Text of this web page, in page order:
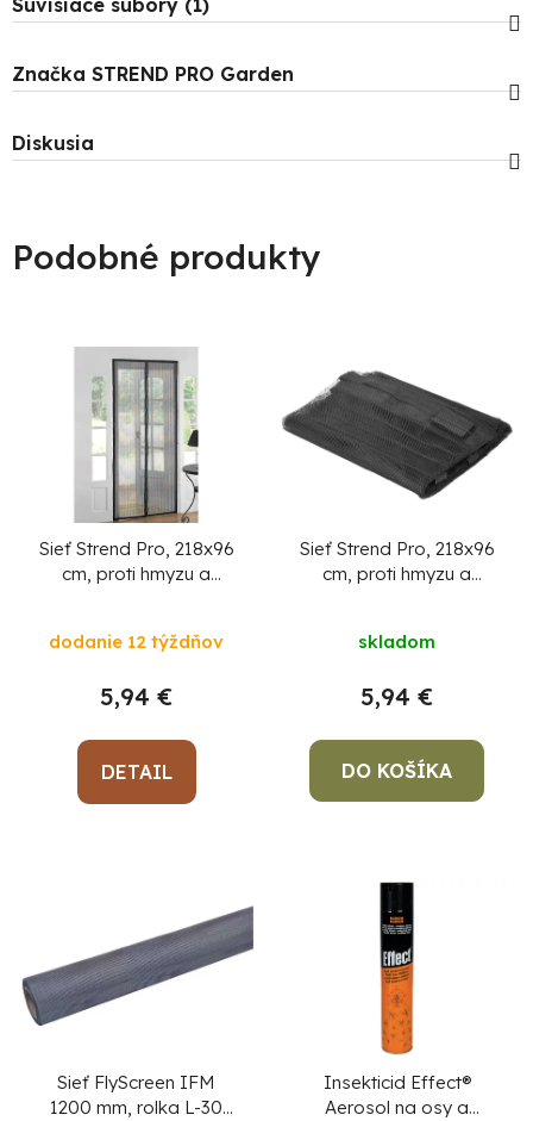
Súvisiace súbory (1)
Značka STREND PRO Garden
Diskusia
Podobné produkty
Sieť Strend Pro, 218x96
cm, proti hmyzu a
magnet, s motýlím
dodanie 12 týždňov
5,94 €
DETAIL
Sieť Strend Pro, 218x96
cm, proti hmyzu a
magnet, čierna
skladom
5,94 €
DO KOŠÍKA
Sieť FlyScreen IFM
1200 mm, rolka L-30
Insekticid Effect®
Aerosol na osy a